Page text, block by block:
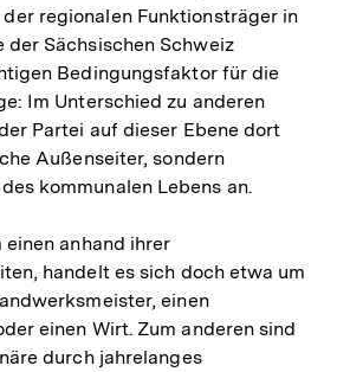
regionalen Funktionsträger in
Sächsischen Schweiz
Bedingungsfaktor für die
Im Unterschied zu anderen
Partei auf dieser Ebene dort
Außenseiter, sondern
kommunalen Lebens an.
anhand ihrer
handelt es sich doch etwa um
einen
einen Wirt. Zum anderen sind
durch jahrelanges